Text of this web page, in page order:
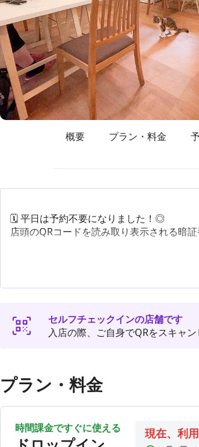
概要 プラン・料金
🗓 平日は予約不要になりました！◎
店頭のQRコードを読み取り表示される暗
が開催されます。営業時間をご確認ください
セルフチェックインの店舗です
入店の際、ご自身でQRをスキャ
プラン・料金
時間課金ですぐに使える 現在、利